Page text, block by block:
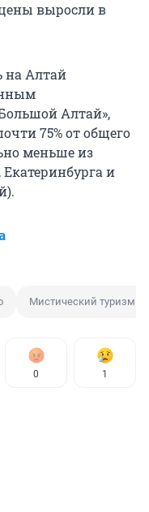
выросли в
на Алтай
Алтай»,
75% от общего
меньше из
Екатеринбурга и
Мистический туризм
0 1